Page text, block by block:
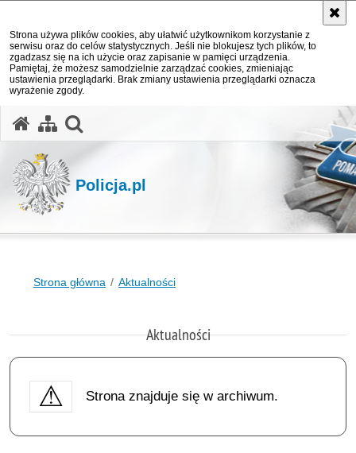
Strona używa plików cookies, aby ułatwić użytkownikom korzystanie z
serwisu oraz do celów statystycznych. Jeśli nie blokujesz tych plików, to
zgadzasz się na ich użycie oraz zapisanie w pamięci urządzenia.
Pamiętaj, że możesz samodzielnie zarządzać cookies, zmieniając
ustawienia przeglądarki. Brak zmiany ustawienia przeglądarki oznacza
wyrażenie zgody.
Policja.pl
Strona główna Aktualności
Aktualności
Strona znajduje się w archiwum.